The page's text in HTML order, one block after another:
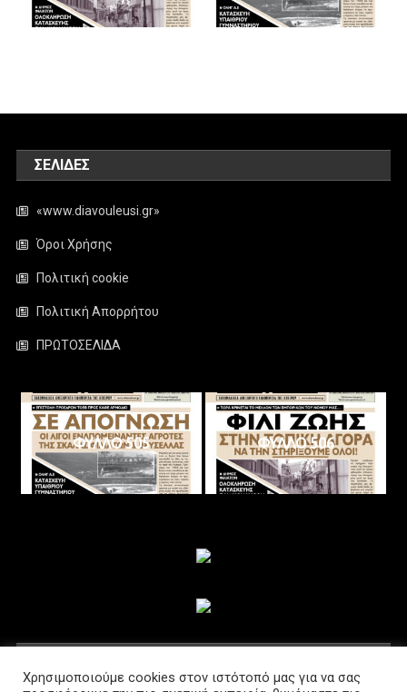
ΣΕΛΊΔΕΣ
«www.diavouleusi.gr»
Όροι Χρήσης
Πολιτική cookie
Πολιτική Απορρήτου
ΠΡΩΤΟΣΕΛΙΔΑ
ΦΥΛΛΟ 505 ΦΥΛΛΟ 506
Χρησιμοποιούμε cookies στον ιστότοπό μας για να σας